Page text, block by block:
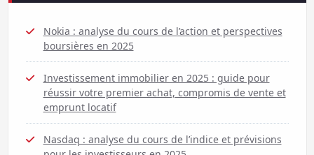
Nokia : analyse du cours de l’action et perspectives
boursières en 2025
Investissement immobilier en 2025 : guide pour
réussir votre premier achat, compromis de vente et
emprunt locatif
Nasdaq : analyse du cours de l’indice et prévisions